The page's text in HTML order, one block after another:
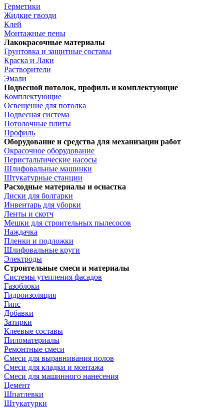
Герметики
Жидкие гвозди
Клей
Монтажные пены
Лакокрасочные материалы
Грунтовка и защитные составы
Краска и Лаки
Растворители
Эмали
Подвесной потолок, профиль и комплектующие
Комплектующие
Освещение для потолка
Подвесная система
Потолочные плиты
Профиль
Оборудование и средства для механизации работ
Окрасочное оборудование
Перистальтические насосы
Шлифовальные машинки
Штукатурные станции
Расходные материалы и оснастка
Диски для болгарки
Инвентарь для уборки
Ленты и скотч
Мешки для строительных пылесосов
Наждачка
Пленки и подложки
Шлифовальные круги
Электроды
Строительные смеси и материалы
Системы утепления фасадов
Газоблоки
Гидроизоляция
Гипс
Добавки
Затирки
Клеевые составы
Пиломатериалы
Ремонтные смеси
Смеси для выравнивания полов
Смеси для кладки и монтажа
Смеси для машинного нанесения
Цемент
Шпатлевки
Штукатурки